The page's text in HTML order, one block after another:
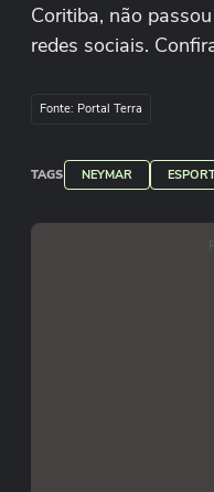
Coritiba, não
redes sociais.
Fonte: Portal Terra
TAGS NEYMAR